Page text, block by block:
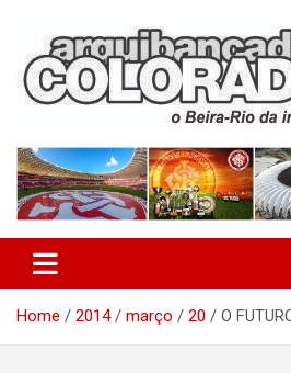
content
Arquibancada
Home 2014 março 20 O